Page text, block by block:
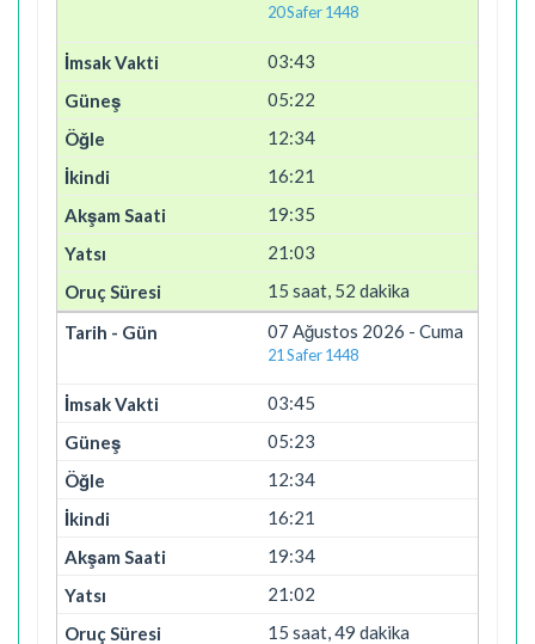
20 Safer 1448
03:43
05:22
12:34
16:21
19:35
21:03
15 saat, 52 dakika
07 Ağustos 2026 - Cuma
21 Safer 1448
03:45
05:23
12:34
16:21
19:34
21:02
15 saat, 49 dakika